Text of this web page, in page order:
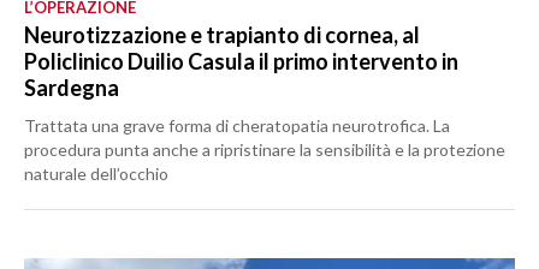
L’OPERAZIONE
Neurotizzazione e trapianto di cornea, al
Policlinico Duilio Casula il primo intervento in
Sardegna
Trattata una grave forma di cheratopatia neurotrofica. La
procedura punta anche a ripristinare la sensibilità e la protezione
naturale dell’occhio